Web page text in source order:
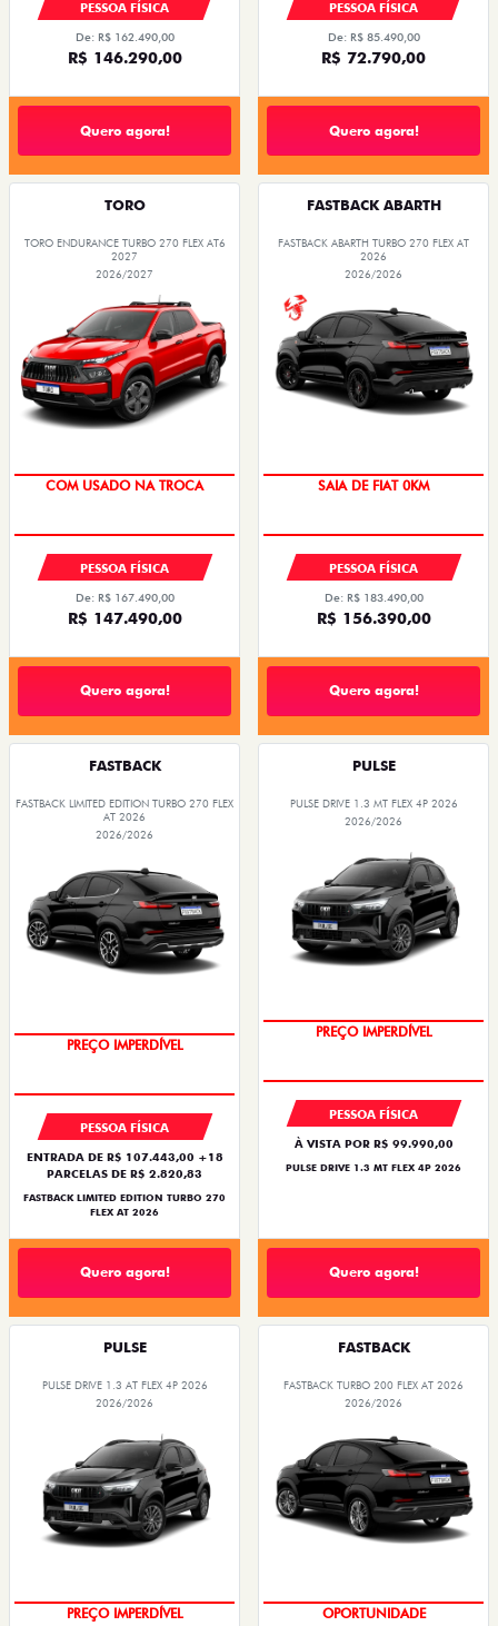
PESSOA FÍSICA
De: R$ 162.490,00
R$ 146.290,00
Quero agora!
PESSOA FÍSICA
De: R$ 85.490,00
R$ 72.790,00
Quero agora!
TORO
TORO ENDURANCE TURBO 270 FLEX AT6
2027
2026/2027
COM USADO NA TROCA
PESSOA FÍSICA
De: R$ 167.490,00
R$ 147.490,00
Quero agora!
FASTBACK ABARTH
FASTBACK ABARTH TURBO 270 FLEX AT
2026
2026/2026
SAIA DE FIAT 0KM
PESSOA FÍSICA
De: R$ 183.490,00
R$ 156.390,00
Quero agora!
FASTBACK
FASTBACK LIMITED EDITION TURBO 270 FLEX
AT 2026
2026/2026
PREÇO IMPERDÍVEL
PESSOA FÍSICA
ENTRADA DE R$ 107.443,00 +18
PARCELAS DE R$ 2.820,83
FASTBACK LIMITED EDITION TURBO 270
FLEX AT 2026
Quero agora!
PULSE
PULSE DRIVE 1.3 MT FLEX 4P 2026
2026/2026
PREÇO IMPERDÍVEL
PESSOA FÍSICA
À VISTA POR R$ 99.990,00
PULSE DRIVE 1.3 MT FLEX 4P 2026
Quero agora!
PULSE
PULSE DRIVE 1.3 AT FLEX 4P 2026
2026/2026
PREÇO IMPERDÍVEL
FASTBACK
FASTBACK TURBO 200 FLEX AT 2026
2026/2026
OPORTUNIDADE